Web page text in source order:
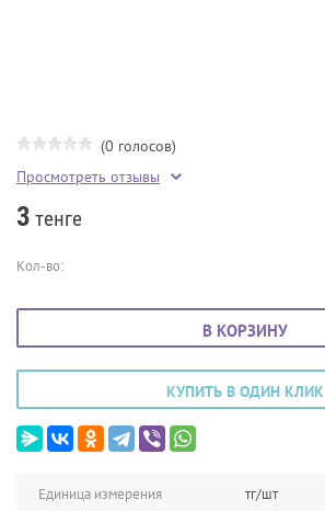
(0 голосов)
Просмотреть отзывы
3 тенге
Кол-во:
В КОРЗИНУ
КУПИТЬ В ОДИН КЛИК
Единица измерения тг/шт